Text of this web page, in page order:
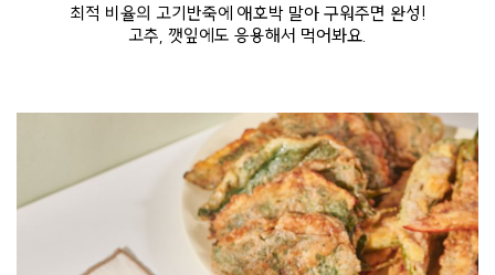
최적 비율의 고기반죽에 애호박 말아 구워주면 완성!
고추, 깻잎에도 응용해서 먹어봐요.